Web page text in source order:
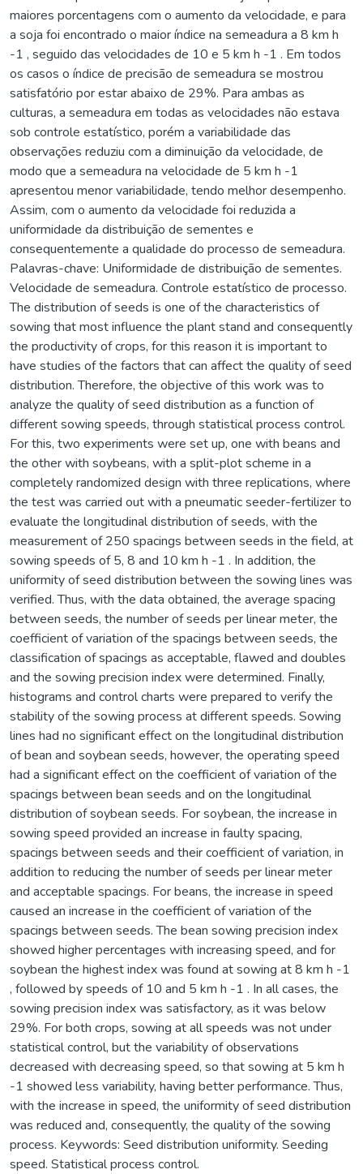
maiores porcentagens com o aumento da velocidade, e para
a soja foi encontrado o maior índice na semeadura a 8 km h
-1 , seguido das velocidades de 10 e 5 km h -1 . Em todos
os casos o índice de precisão de semeadura se mostrou
satisfatório por estar abaixo de 29%. Para ambas as
culturas, a semeadura em todas as velocidades não estava
sob controle estatístico, porém a variabilidade das
observações reduziu com a diminuição da velocidade, de
modo que a semeadura na velocidade de 5 km h -1
apresentou menor variabilidade, tendo melhor desempenho.
Assim, com o aumento da velocidade foi reduzida a
uniformidade da distribuição de sementes e
consequentemente a qualidade do processo de semeadura.
Palavras-chave: Uniformidade de distribuição de sementes.
Velocidade de semeadura. Controle estatístico de processo.
The distribution of seeds is one of the characteristics of
sowing that most influence the plant stand and consequently
the productivity of crops, for this reason it is important to
have studies of the factors that can affect the quality of seed
distribution. Therefore, the objective of this work was to
analyze the quality of seed distribution as a function of
different sowing speeds, through statistical process control.
For this, two experiments were set up, one with beans and
the other with soybeans, with a split-plot scheme in a
completely randomized design with three replications, where
the test was carried out with a pneumatic seeder-fertilizer to
evaluate the longitudinal distribution of seeds, with the
measurement of 250 spacings between seeds in the field, at
sowing speeds of 5, 8 and 10 km h -1 . In addition, the
uniformity of seed distribution between the sowing lines was
verified. Thus, with the data obtained, the average spacing
between seeds, the number of seeds per linear meter, the
coefficient of variation of the spacings between seeds, the
classification of spacings as acceptable, flawed and doubles
and the sowing precision index were determined. Finally,
histograms and control charts were prepared to verify the
stability of the sowing process at different speeds. Sowing
lines had no significant effect on the longitudinal distribution
of bean and soybean seeds, however, the operating speed
had a significant effect on the coefficient of variation of the
spacings between bean seeds and on the longitudinal
distribution of soybean seeds. For soybean, the increase in
sowing speed provided an increase in faulty spacing,
spacings between seeds and their coefficient of variation, in
addition to reducing the number of seeds per linear meter
and acceptable spacings. For beans, the increase in speed
caused an increase in the coefficient of variation of the
spacings between seeds. The bean sowing precision index
showed higher percentages with increasing speed, and for
soybean the highest index was found at sowing at 8 km h -1
, followed by speeds of 10 and 5 km h -1 . In all cases, the
sowing precision index was satisfactory, as it was below
29%. For both crops, sowing at all speeds was not under
statistical control, but the variability of observations
decreased with decreasing speed, so that sowing at 5 km h
-1 showed less variability, having better performance. Thus,
with the increase in speed, the uniformity of seed distribution
was reduced and, consequently, the quality of the sowing
process. Keywords: Seed distribution uniformity. Seeding
speed. Statistical process control.